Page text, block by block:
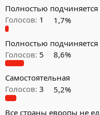
Полностью
Голосов: 1 1,7%
Полностью подчиняется
Голосов: 5 8,6%
Самостоятельная
Голосов: 3 5,2%
Все страны европы не